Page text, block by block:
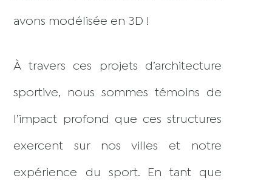
avons modélisée en 3D !
À travers ces projets d’architecture
sportive, nous sommes témoins de
l’impact profond que ces structures
exercent sur nos villes et notre
expérience du sport. En tant que